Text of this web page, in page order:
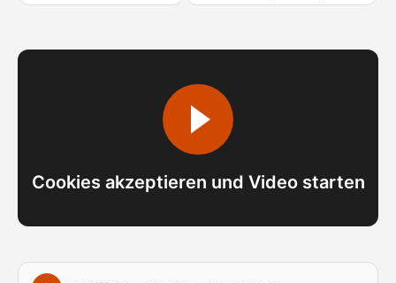
Cookies akzeptieren und Video starten